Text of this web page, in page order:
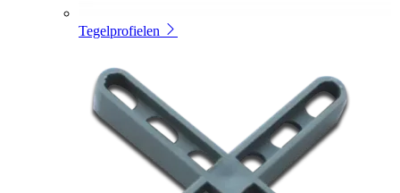
Tegelprofielen